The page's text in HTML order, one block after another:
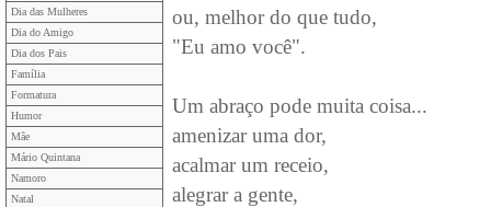
Dia das Mulheres
Dia do Amigo
Dia dos Pais
Família
Formatura
Humor
Mãe
Mário Quintana
Namoro
Natal
ou, melhor do que tudo,
"Eu amo você".
Um abraço pode muita coisa...
amenizar uma dor,
acalmar um receio,
alegrar a gente,